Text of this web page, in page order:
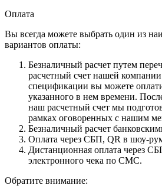
Оплата
Вы всегда можете выбрать один из
вариантов оплаты:
Безналичный расчет путем
расчетный счет нашей
спецификации вы можете
указанного в нем времени.
наш расчетный счет мы
рамках оговоренных с нашим
Безналичный расчет
Оплата через СБП, QR в шоу-
Дистанционная оплата через
электронного чека по СМС.
Обратите внимание: